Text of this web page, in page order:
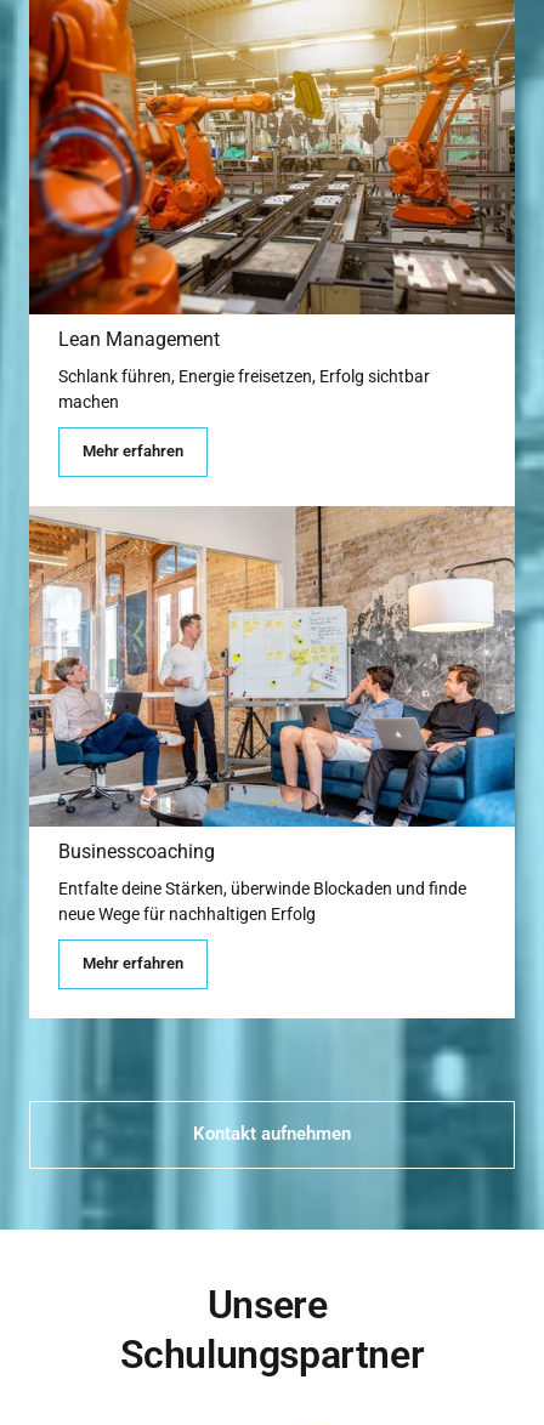
Lean Management
Schlank führen, Energie freisetzen, Erfolg sichtbar
machen
Mehr erfahren
Businesscoaching
Entfalte deine Stärken, überwinde Blockaden und finde
neue Wege für nachhaltigen Erfolg
Mehr erfahren
Kontakt aufnehmen
Unsere
Schulungspartner